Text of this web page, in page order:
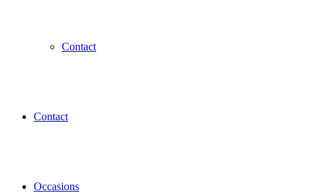
Contact
Contact
Occasions